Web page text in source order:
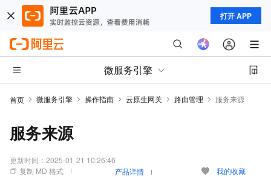
打开 APP
微服务引擎
首页 微服务引擎 操作指南 云原生网关 路由管理 服务来源
服务来源
更新时间： 2025-01-21 10:26:46
复制 MD 格式
产品详情 我的收藏